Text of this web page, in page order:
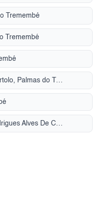
Tremembé
Tremembé
Avenida Vereadorua Angelo Bortolo, Palmas do Tremembé
Avenida Professora Virgilia Rodrigues Alves De Car, Palmas do Tremembé